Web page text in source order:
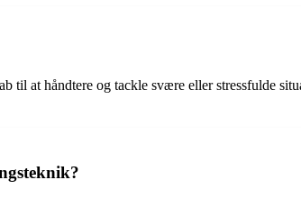
til at håndtere og tackle svære eller stressfulde